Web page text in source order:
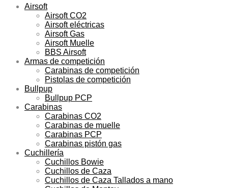
Airsoft
Airsoft CO2
Airsoft eléctricas
Airsoft Gas
Airsoft Muelle
BBS Airsoft
Armas de competición
Carabinas de competición
Pistolas de competición
Bullpup
Bullpup PCP
Carabinas
Carabinas CO2
Carabinas de muelle
Carabinas PCP
Carabinas pistón gas
Cuchillería
Cuchillos Bowie
Cuchillos de Caza
Cuchillos de Caza Tallados a mano